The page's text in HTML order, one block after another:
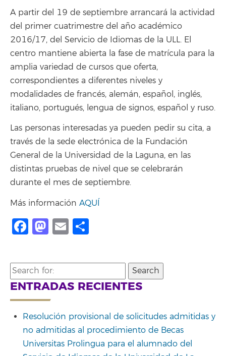
A partir del 19 de septiembre arrancará la actividad
del primer cuatrimestre del año académico
2016/17, del Servicio de Idiomas de la ULL. El
centro mantiene abierta la fase de matrícula para la
amplia variedad de cursos que oferta,
correspondientes a diferentes niveles y
modalidades de francés, alemán, español, inglés,
italiano, portugués, lengua de signos, español y ruso.
Las personas interesadas ya pueden pedir su cita, a
través de la sede electrónica de la Fundación
General de la Universidad de la Laguna, en las
distintas pruebas de nivel que se celebrarán
durante el mes de septiembre.
Más información AQUÍ
Facebook
Mastodon
Email
Search
for:
ENTRADAS RECIENTES
Resolución provisional de solicitudes admitidas y
no admitidas al procedimiento de Becas
Universitas Prolingua para el alumnado del